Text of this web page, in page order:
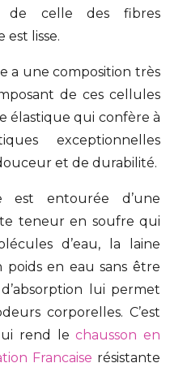
de celle des fibres
lisse.
a une composition très
de ces cellules
élastique qui confère à
exceptionnelles
et de durabilité.
est entourée d’une
teneur en soufre qui
d’eau, la laine
en eau sans être
lui permet
corporelles. C’est
rend lechausson en
Francaise résistante